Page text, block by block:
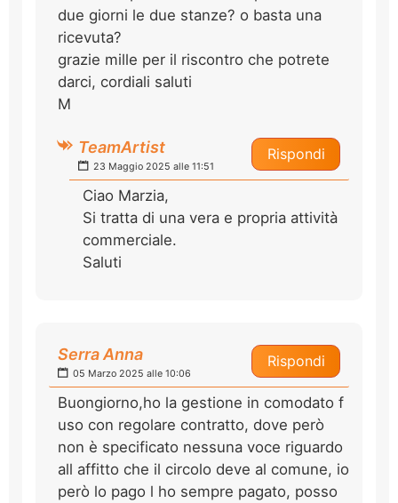
due giorni le due stanze? o basta una
ricevuta?
grazie mille per il riscontro che potrete
darci, cordiali saluti
M
Rispondi
TeamArtist
23 Maggio 2025 alle 11:51
Ciao Marzia,
Si tratta di una vera e propria attività
commerciale.
Saluti
Rispondi
Serra Anna
05 Marzo 2025 alle 10:06
Buongiorno,ho la gestione in comodato f
uso con regolare contratto, dove però
non è specificato nessuna voce riguardo
all affitto che il circolo deve al comune, io
però lo pago l ho sempre pagato, posso